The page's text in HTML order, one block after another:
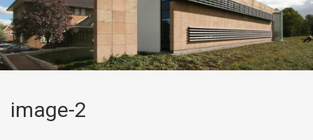
image-2